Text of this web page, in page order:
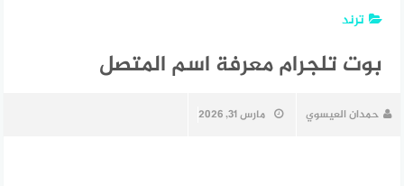
ترند
بوت تلجرام معرفة اسم المتصل
حمدان العيسوي مارس 31, 2026